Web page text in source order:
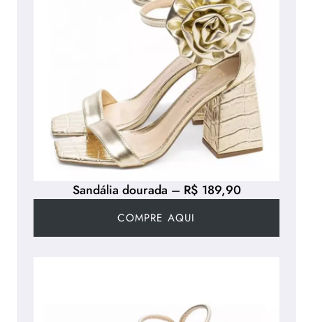
Sandália dourada – R$ 189,90
COMPRE AQUI